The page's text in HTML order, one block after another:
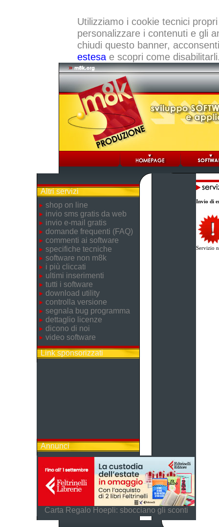
Utilizziamo i cookie tecnici
personalizzare i contenuti e gli
chiudi questo banner,
estesae scopri come
Altri servizi
shop on line
invio sms gratis da web
invio e-mail gratis
domande frequenti (FAQ)
commenti ai software
specifiche tecniche
software non m8k
i più cliccati
ultimi inserimenti
tutti i software
download utility
controlla versione
segnala bug programma
dettaglio licenze
dicono di noi
video software
Link sponsorizzati
Annunci
Carta Regalo Hoepli: sbocciano gli sconti
Invio di
Servizio